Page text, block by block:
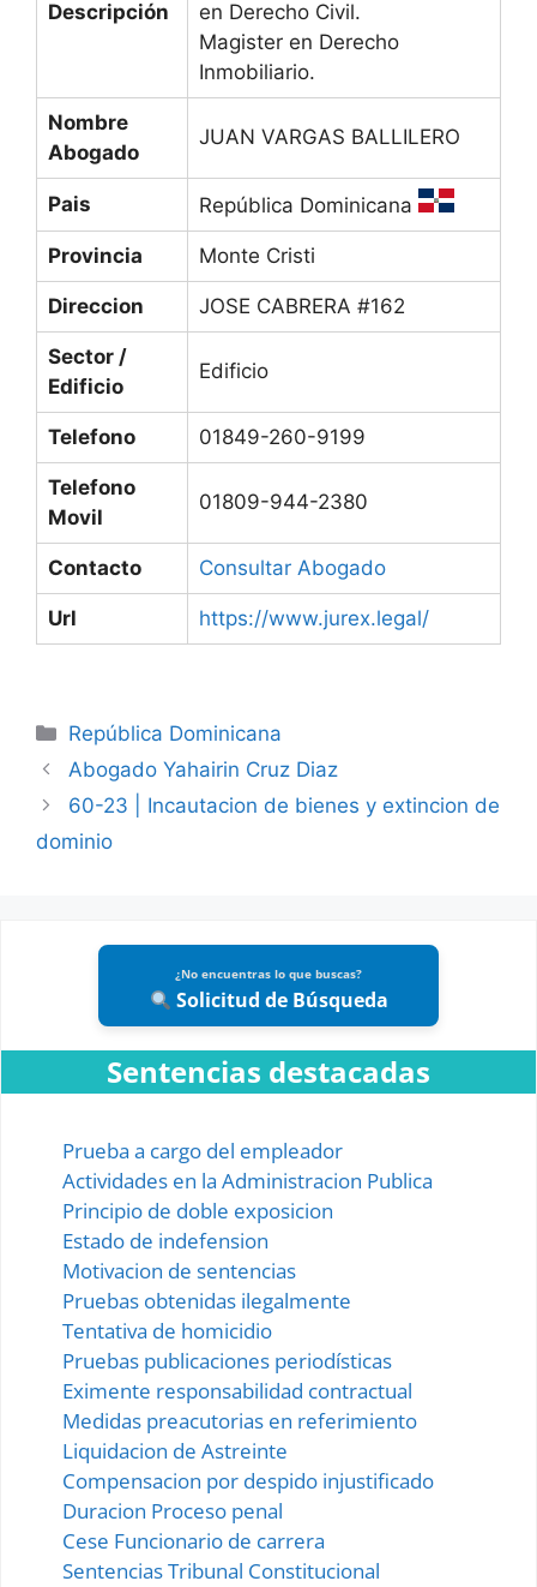
Descripción
en Derecho Civil.
Magister en Derecho
Inmobiliario.
Nombre
Abogado
JUAN VARGAS BALLILERO
Pais República Dominicana
Provincia Monte Cristi
Direccion JOSE CABRERA #162
Sector /
Edificio
Edificio
Telefono 01849-260-9199
Telefono
Movil
01809-944-2380
Contacto Consultar Abogado
Url https://www.jurex.legal/
Categories
República Dominicana
Abogado Yahairin Cruz Diaz
60-23 | Incautacion de bienes y extincion de
dominio
¿No encuentras lo que buscas?
Solicitud de Búsqueda
Sentencias destacadas
Prueba a cargo del empleador
Actividades en la Administracion Publica
Principio de doble exposicion
Estado de indefension
Motivacion de sentencias
Pruebas obtenidas ilegalmente
Tentativa de homicidio
Pruebas publicaciones periodísticas
Eximente responsabilidad contractual
Medidas preacutorias en referimiento
Liquidacion de Astreinte
Compensacion por despido injustificado
Duracion Proceso penal
Cese Funcionario de carrera
Sentencias Tribunal Constitucional